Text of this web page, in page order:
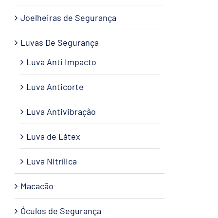
Joelheiras de Segurança
Luvas De Segurança
Luva Anti Impacto
Luva Anticorte
Luva Antivibração
Luva de Látex
Luva Nitrílica
Macacão
Óculos de Segurança